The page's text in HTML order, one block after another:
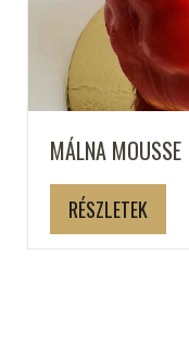
MÁLNA MOUSSE
RÉSZLETEK